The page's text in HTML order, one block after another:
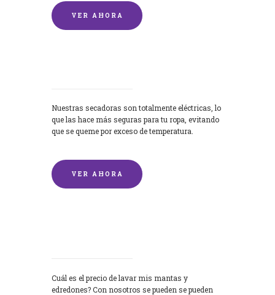
VER AHORA
Nuestras secadoras son totalmente eléctricas, lo
que las hace más seguras para tu ropa, evitando
que se queme por exceso de temperatura.
VER AHORA
Cuál es el precio de lavar mis mantas y
edredones? Con nosotros se pueden se pueden